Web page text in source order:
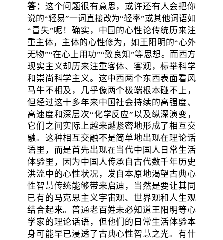
答： 这个问题很有意思，或许还有人会把你
说的“轻易”一词直接改为“轻率”或其他词语如
“冒失”呢！确实，中国的心性论传统历来注
重主体，主体的心性修为，如王阳明的“心外
无物”“在心上用功”“致良知”等思想。而西方
现实主义却历来注重客体、客观，标举科学
和崇尚科学主义。这中西两个东西表面看风
马牛不相及，几乎像两个极端根本碰不上，
但经过这十多年来中国社会持续的高强度、
高速度和深层次“化学反应”以及纵深演变，
它们之间实际上越来越紧密地形成了相互交
融。这种相互交融不是简单地出现在理论话
语里，而是首先出现在当代中国人日常生活
体验里，因为中国人传承自古代数千年历史
洪流中的心性状况，发自本原地渴望古典心
性智慧传统能够带来启迪，当然是要让其同
已有的马克思主义宇宙观、世界观和人生观
结合起来。普通老百姓未必知道王阳明等心
学家的理论话语，但他们的日常生活体验本
身可能早已浸透了古典心性智慧之光。有什